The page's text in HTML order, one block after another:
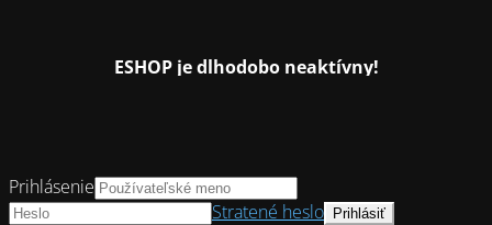
ESHOP je dlhodobo neaktívny!
Prihlásenie
Stratené heslo